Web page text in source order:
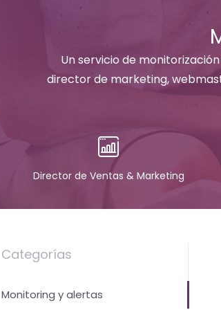
los
servicios
de
-
El
Un servicio de
director de marketing,
Director de Ventas & Marketing
Categorías
Monitoring y alertas